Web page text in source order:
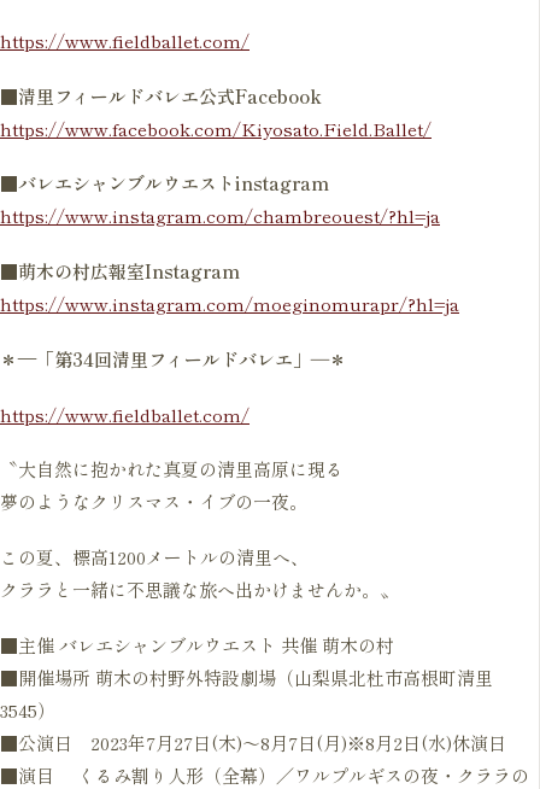
https://www.fieldballet.com/
■清里フィールドバレエ公式Facebook
https://www.facebook.com/Kiyosato.Field.Ballet/
■バレエシャンブルウエストinstagram
https://www.instagram.com/chambreouest/?hl=ja
■萌木の村広報室Instagram
https://www.instagram.com/moeginomurapr/?hl=ja
＊—「第34回清里フィールドバレエ」―＊
https://www.fieldballet.com/
〝大自然に抱かれた真夏の清里高原に現る
夢のようなクリスマス・イブの一夜。
この夏、標高1200メートルの清里へ、
クララと一緒に不思議な旅へ出かけませんか。〟
■主催 バレエシャンブルウエスト 共催 萌木の村
■開催場所 萌木の村野外特設劇場（山梨県北杜市高根町清里
3545）
■公演日 2023年7月27日(木)～8月7日(月)※8月2日(水)休演日
■演目 くるみ割り人形（全幕）／ワルプルギスの夜・クララの